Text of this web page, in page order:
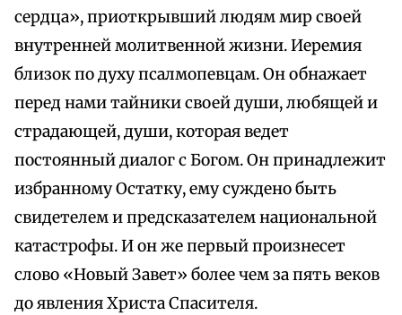
сердца», приоткрывший людям мир своей
внутренней молитвенной жизни. Иеремия
близок по духу псалмопевцам. Он обнажает
перед нами тайники своей души, любящей и
страдающей, души, которая ведет
постоянный диалог с Богом. Он принадлежит
избранному Остатку, ему суждено быть
свидетелем и предсказателем национальной
катастрофы. И он же первый произнесет
слово «Новый Завет» более чем за пять веков
до явления Христа Спасителя.